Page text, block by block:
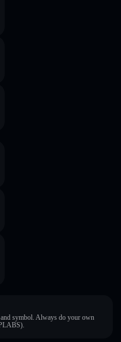
and symbol. Always do your own